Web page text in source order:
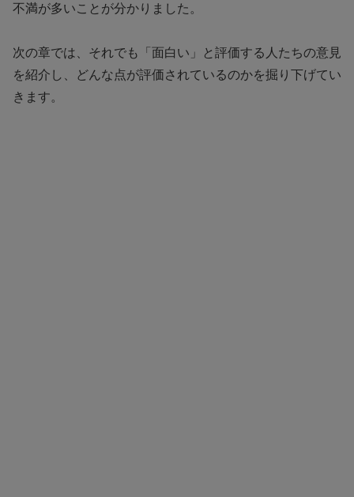
不満が多いことが分かりました。
次の章では、それでも「面白い」と評価する人たちの意見
を紹介し、どんな点が評価されているのかを掘り下げてい
きます。